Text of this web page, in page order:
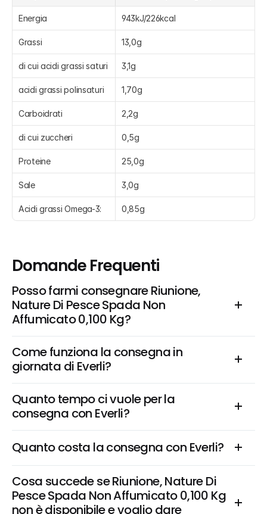
Energia 943kJ/226kcal
Grassi 13,0g
di cui acidi grassi saturi 3,1g
acidi grassi polinsaturi 1,70g
Carboidrati 2,2g
di cui zuccheri 0,5g
Proteine 25,0g
Sale 3,0g
Acidi grassi Omega-3: 0,85g
Domande Frequenti
Posso farmi consegnare Riunione,
Nature Di Pesce Spada Non
Affumicato 0,100 Kg?
Come funziona la consegna in
giornata di Everli?
Quanto tempo ci vuole per la
consegna con Everli?
Quanto costa la consegna con Everli?
Cosa succede se Riunione, Nature Di
Pesce Spada Non Affumicato 0,100 Kg
non è disponibile e voglio dare